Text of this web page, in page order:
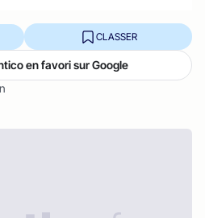
CLASSER
en favori sur Google